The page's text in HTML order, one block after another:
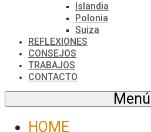
Islandia
Polonia
Suiza
REFLEXIONES
CONSEJOS
TRABAJOS
CONTACTO
Menú
HOME